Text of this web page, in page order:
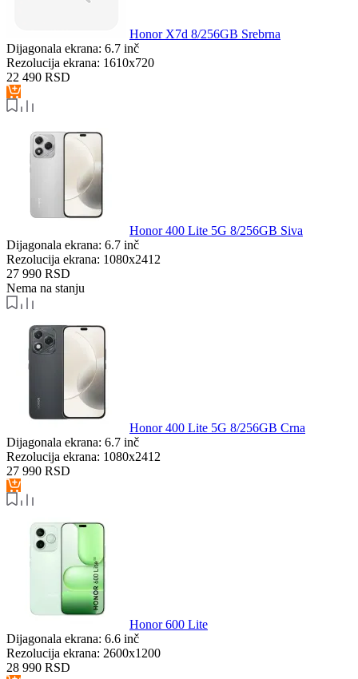
Honor X7d 8/256GB Srebrna
Dijagonala ekrana: 6.7 inč
Rezolucija ekrana: 1610x720
22 490 RSD
Honor 400 Lite 5G 8/256GB Siva
Dijagonala ekrana: 6.7 inč
Rezolucija ekrana: 1080x2412
27 990 RSD
Nema na stanju
Honor 400 Lite 5G 8/256GB Crna
Dijagonala ekrana: 6.7 inč
Rezolucija ekrana: 1080x2412
27 990 RSD
Honor 600 Lite
Dijagonala ekrana: 6.6 inč
Rezolucija ekrana: 2600x1200
28 990 RSD